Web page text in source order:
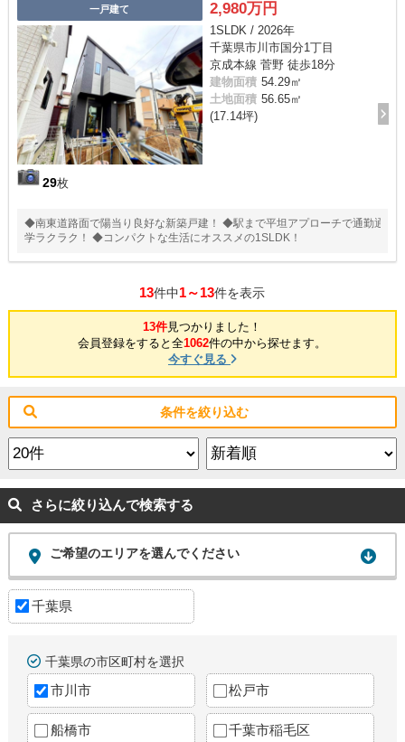
一戸建て
29枚
2,980万円
1SLDK / 2026年
千葉県市川市国分1丁目
京成本線 菅野 徒歩18分
建物面積 54.29㎡
土地面積 56.65㎡
(17.14坪)
◆南東道路面で陽当り良好な新築戸建！ ◆駅まで平坦アプローチで通勤通
学ラクラク！ ◆コンパクトな生活にオススメの1SLDK！
13件中1～13件を表示
13件見つかりました！
会員登録をすると全1062件の中から探せます。
今すぐ見る
条件を絞り込む
さらに絞り込んで検索する
ご希望のエリアを選んでください
千葉県
千葉県の市区町村を選択
市川市 松戸市
船橋市 千葉市稲毛区